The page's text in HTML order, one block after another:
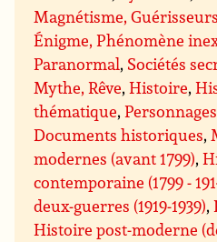
Magnétisme, Guérisseurs
Énigme, Phénomène
Paranormal, Sociétés
Mythe, Rêve,Histoire,
thématique,
Documents historiques,
modernes (avant 1799),
contemporaine (1799 -
deux-guerres (1919-1939),
Histoire post-moderne